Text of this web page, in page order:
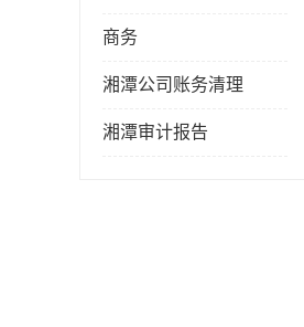
商务
湘潭公司账务清理
湘潭审计报告